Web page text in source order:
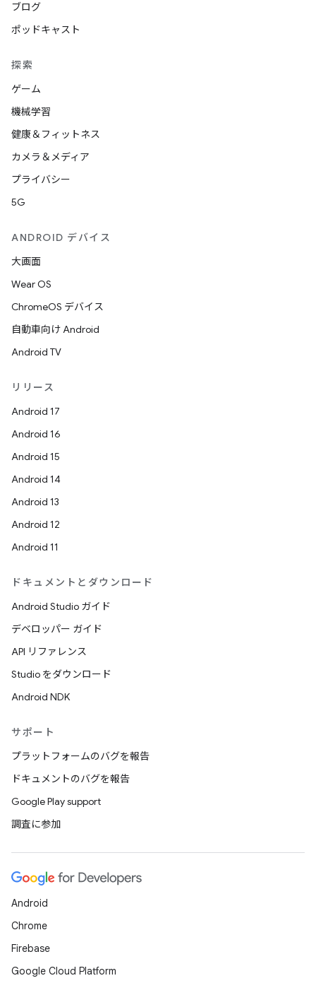
ブログ
ポッドキャスト
探索
ゲーム
機械学習
健康＆フィットネス
カメラ＆メディア
プライバシー
5G
ANDROID デバイス
大画面
Wear OS
ChromeOS デバイス
自動車向け Android
Android TV
リリース
Android 17
Android 16
Android 15
Android 14
Android 13
Android 12
Android 11
ドキュメントとダウンロード
Android Studio ガイド
デベロッパー ガイド
API リファレンス
Studio をダウンロード
Android NDK
サポート
プラットフォームのバグを報告
ドキュメントのバグを報告
Google Play support
調査に参加
Android
Chrome
Firebase
Google Cloud Platform